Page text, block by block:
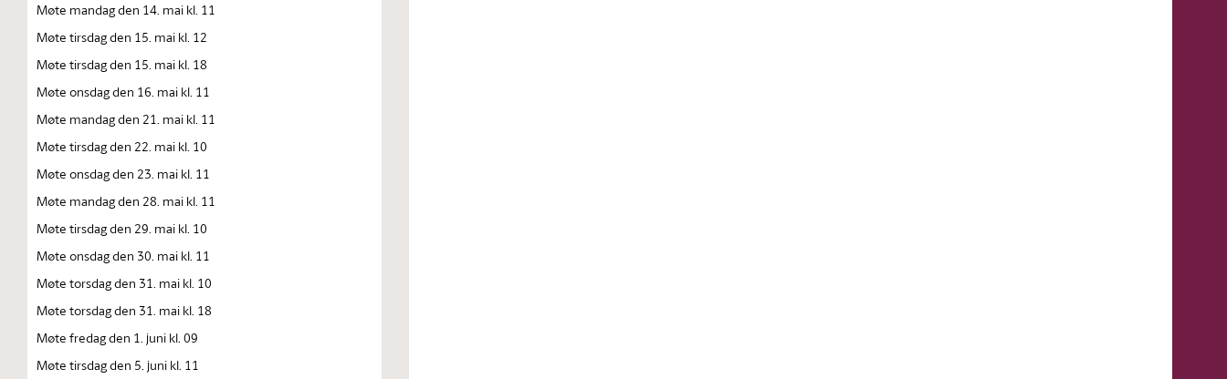
Møte mandag den 14. mai kl. 11
Møte tirsdag den 15. mai kl. 12
Møte tirsdag den 15. mai kl. 18
Møte onsdag den 16. mai kl. 11
Møte mandag den 21. mai kl. 11
Møte tirsdag den 22. mai kl. 10
Møte onsdag den 23. mai kl. 11
Møte mandag den 28. mai kl. 11
Møte tirsdag den 29. mai kl. 10
Møte onsdag den 30. mai kl. 11
Møte torsdag den 31. mai kl. 10
Møte torsdag den 31. mai kl. 18
Møte fredag den 1. juni kl. 09
Møte tirsdag den 5. juni kl. 11